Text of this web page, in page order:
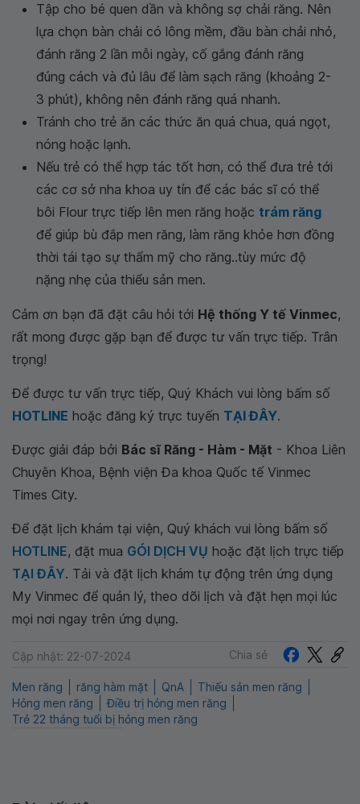
Tập cho bé quen dần và không sợ chải răng. Nên
lựa chọn bàn chải có lông mềm, đầu bàn chải nhỏ,
đánh răng 2 lần mỗi ngày, cố gắng đánh răng
đúng cách và đủ lâu để làm sạch răng (khoảng 2-
3 phút), không nên đánh răng quá nhanh.
Tránh cho trẻ ăn các thức ăn quá chua, quá ngọt,
nóng hoặc lạnh.
Nếu trẻ có thể hợp tác tốt hơn, có thể đưa trẻ tới
các cơ sở nha khoa uy tín để các bác sĩ có thể
bôi Flour trực tiếp lên men răng hoặc trám răng
để giúp bù đắp men răng, làm răng khỏe hơn đồng
thời tái tạo sự thẩm mỹ cho răng..tùy mức độ
nặng nhẹ của thiểu sản men.
Cảm ơn bạn đã đặt câu hỏi tới Hệ thống Y tế Vinmec,
rất mong được gặp bạn để được tư vấn trực tiếp. Trân
trọng!
Để được tư vấn trực tiếp, Quý Khách vui lòng bấm số
HOTLINE hoặc đăng ký trực tuyến TẠI ĐÂY.
Được giải đáp bởi Bác sĩ Răng - Hàm - Mặt - Khoa Liên
Chuyên Khoa, Bệnh viện Đa khoa Quốc tế Vinmec
Times City.
Để đặt lịch khám tại viện, Quý khách vui lòng bấm số
HOTLINE, đặt mua GÓI DỊCH VỤ hoặc đặt lịch trực tiếp
TẠI ĐÂY. Tải và đặt lịch khám tự động trên ứng dụng
My Vinmec để quản lý, theo dõi lịch và đặt hẹn mọi lúc
mọi nơi ngay trên ứng dụng.
Cập nhật: 22-07-2024 Chia sẻ
Men răng răng hàm mặt QnA
Thiếu sản men răng
Hỏng men răng
Điều trị hỏng men răng
Trẻ 22 tháng tuổi bị hỏng men răng